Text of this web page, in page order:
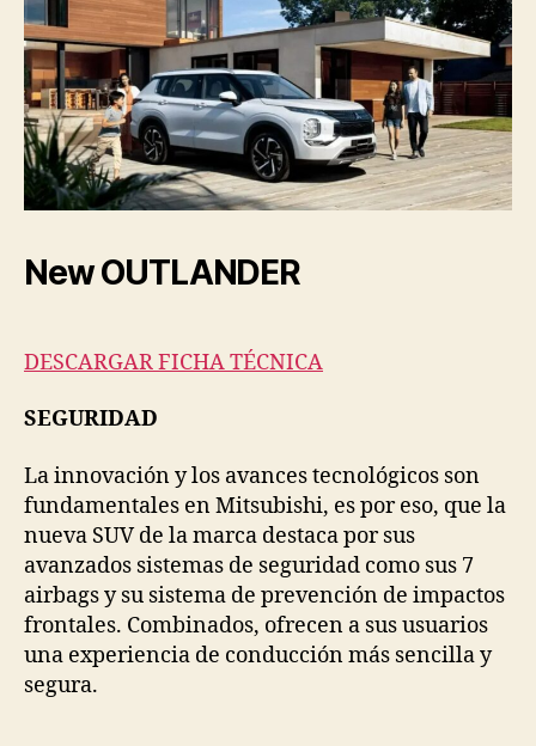
New OUTLANDER
DESCARGAR FICHA TÉCNICA
SEGURIDAD
La innovación y los avances tecnológicos son
fundamentales en Mitsubishi, es por eso, que la
nueva SUV de la marca destaca por sus
avanzados sistemas de seguridad como sus 7
airbags y su sistema de prevención de impactos
frontales. Combinados, ofrecen a sus usuarios
una experiencia de conducción más sencilla y
segura.